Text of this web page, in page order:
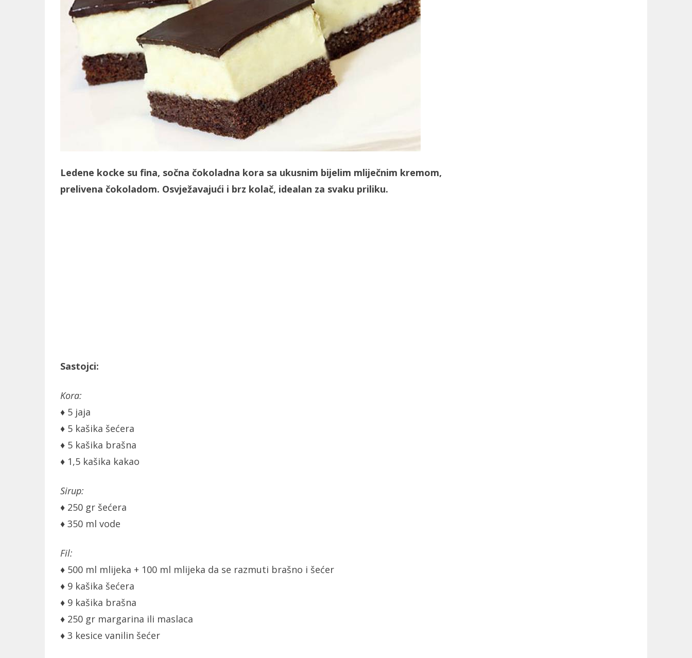
Ledene kocke su fina, sočna čokoladna kora sa ukusnim bijelim mliječnim kremom,
prelivena čokoladom. Osvježavajući i brz kolač, idealan za svaku priliku.
Sastojci:
Kora:
♦ 5 jaja
♦ 5 kašika šećera
♦ 5 kašika brašna
♦ 1,5 kašika kakao
Sirup:
♦ 250 gr šećera
♦ 350 ml vode
Fil:
♦ 500 ml mlijeka + 100 ml mlijeka da se razmuti brašno i šećer
♦ 9 kašika šećera
♦ 9 kašika brašna
♦ 250 gr margarina ili maslaca
♦ 3 kesice vanilin šećer